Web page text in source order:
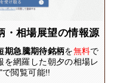
・相場展望の情報源
期急騰期待銘柄を無料で
を網羅した朝夕の相場レ
で閲覧可能!!